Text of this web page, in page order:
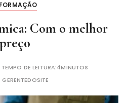
Com o melhor
preço
TEMPO DE LEITURA:4MINUTOS
GERENTEDOSITE